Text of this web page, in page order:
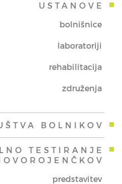
USTANOVE
bolnišnice
laboratoriji
rehabilitacija
združenja
BOLNIKOV
TESTIRANJE
predstavitev